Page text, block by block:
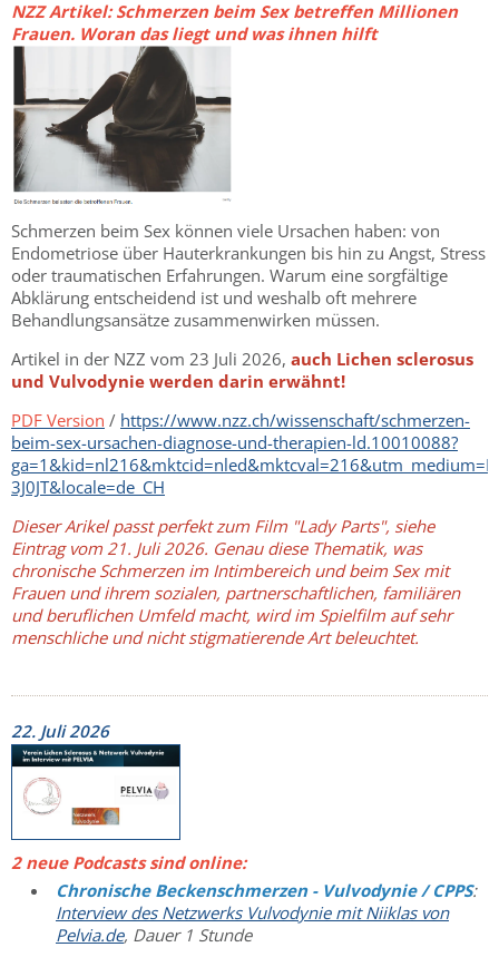
NZZ Artikel: Schmerzen beim Sex betreffen Millionen
Frauen. Woran das liegt und was ihnen hilft
Schmerzen beim Sex können viele Ursachen haben: von
Endometriose über Hauterkrankungen bis hin zu Angst, Stress
oder traumatischen Erfahrungen. Warum eine sorgfältige
Abklärung entscheidend ist und weshalb oft mehrere
Behandlungsansätze zusammenwirken müssen.
Artikel in der NZZ vom 23 Juli 2026, auch Lichen sclerosus
und Vulvodynie werden darin erwähnt!
PDF Version / https://www.nzz.ch/wissenschaft/schmerzen-
beim-sex-ursachen-diagnose-und-therapien-ld.10010088?
3J0JT&locale=de_CH
Dieser Arikel passt perfekt zum Film "Lady Parts", siehe
Eintrag vom 21. Juli 2026. Genau diese Thematik, was
chronische Schmerzen im Intimbereich und beim Sex mit
Frauen und ihrem sozialen, partnerschaftlichen, familiären
und beruflichen Umfeld macht, wird im Spielfilm auf sehr
menschliche und nicht stigmatierende Art beleuchtet.
22. Juli 2026
2 neue Podcasts sind online:
Chronische Beckenschmerzen - Vulvodynie / CPPS:
Interview des Netzwerks Vulvodynie mit Niiklas von
Pelvia.de, Dauer 1 Stunde